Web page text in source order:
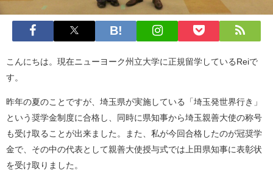
こんにちは。現在ニューヨーク州立大学に正規留学しているReiで
す。
昨年の夏のことですが、埼玉県が実施している「埼玉発世界行き」
という奨学金制度に合格し、同時に県知事から埼玉親善大使の称号
も受け取ることが出来ました。また、私が今回合格したのが冠奨学
金で、その中の代表として親善大使授与式では上田県知事に表彰状
を受け取りました。